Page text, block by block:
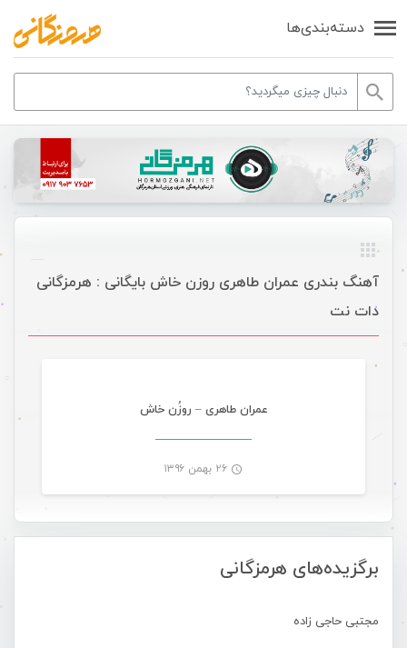
دسته‌بندی‌ها
برگزیده‌های هرمزگانی
مجتبی حاجی زاده
آهنگ بندری عمران طاهری روزن خاش بایگانی : هرمزگانی
دات نت
عمران طاهری – روزُن خاش
۲۶ بهمن ۱۳۹۶